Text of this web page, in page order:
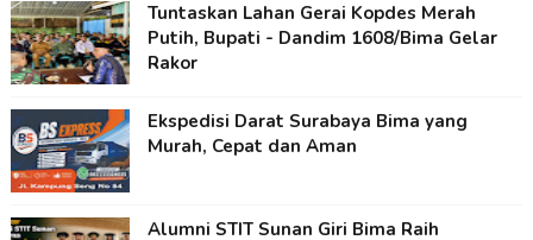
Tuntaskan Lahan Gerai Kopdes Merah
Putih, Bupati - Dandim 1608/Bima Gelar
Rakor
Ekspedisi Darat Surabaya Bima yang
Murah, Cepat dan Aman
Alumni STIT Sunan Giri Bima Raih